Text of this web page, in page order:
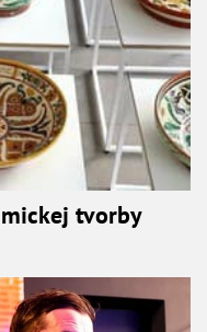
tvorby